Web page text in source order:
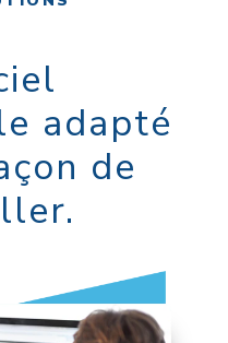
adapté
de